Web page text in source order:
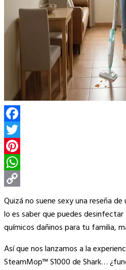
Facebook
Twitter
Pinterest
WhatsApp
Copy
Link
Quizá no suene sexy una reseña
lo es saber que puedes
químicos dañinos para tu familia,
Así que nos lanzamos a la
SteamMop™ S1000 de Shark…